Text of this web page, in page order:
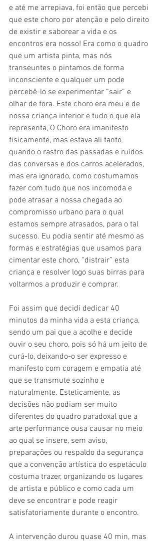
e até me arrepiava, foi então que percebi
que este choro por atenção e pelo direito
de existir e saborear a vida e os
encontros era nosso! Era como o quadro
que um artista pinta, mas nós
transeuntes o pintamos de forma
inconsciente e qualquer um pode
percebê-lo se experimentar “sair” e
olhar de fora. Este choro era meu e de
nossa criança interior e tudo o que ela
representa, O Choro era imanifesto
fisicamente, mas estava ali tanto
quando o rastro das passadas e ruídos
das conversas e dos carros acelerados,
mas era ignorado, como costumamos
fazer com tudo que nos incomoda e
pode atrasar a nossa chegada ao
compromisso urbano para o qual
estamos sempre atrasados, para o tal
sucesso. Eu podia sentir até mesmo as
formas e estratégias que usamos para
cimentar este choro, “distrair” esta
criança e resolver logo suas birras para
voltarmos a produzir e comprar.
Foi assim que decidi dedicar 40
minutos da minha vida a esta criança,
sendo um pai que a acolhe e decide
ouvir o seu choro, pois só há um jeito de
curá-lo, deixando-o ser expresso e
manifesto com coragem e empatia até
que se transmute sozinho e
naturalmente. Esteticamente, as
decisões não podiam ser muito
diferentes do quadro paradoxal que a
arte performance ousa causar no meio
ao qual se insere, sem aviso,
preparações ou respaldo da segurança
que a convenção artística do espetáculo
costuma trazer, organizando os lugares
de artista e público e como cada um
deve se encontrar e pode reagir
satisfatoriamente durante o encontro.
A intervenção durou quase 40 min, mas